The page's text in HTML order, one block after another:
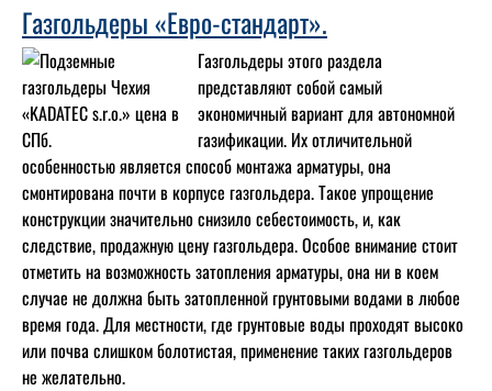
Газгольдеры «Евро-стандарт».
Газгольдеры этого раздела
представляют собой самый
экономичный вариант для автономной
газификации. Их отличительной
особенностью является способ монтажа арматуры, она
смонтирована почти в корпусе газгольдера. Такое упрощение
конструкции значительно снизило себестоимость, и, как
следствие, продажную цену газгольдера. Особое внимание стоит
отметить на возможность затопления арматуры, она ни в коем
случае не должна быть затопленной грунтовыми водами в любое
время года. Для местности, где грунтовые воды проходят высоко
или почва слишком болотистая, применение таких газгольдеров
не желательно.